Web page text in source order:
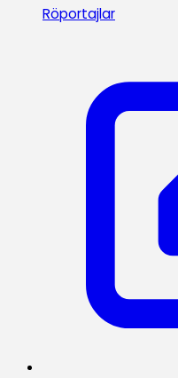
Röportajlar